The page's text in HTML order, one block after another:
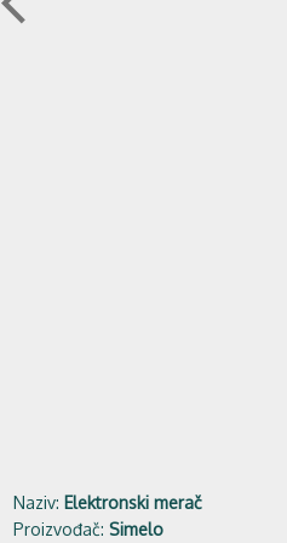
Naziv: Elektronski merač
Proizvođač: Simelo